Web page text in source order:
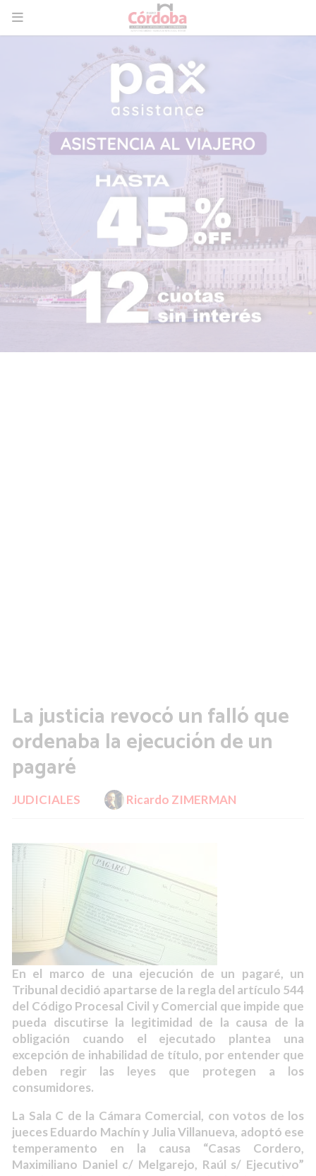
La justicia revocó un falló que
ordenaba la ejecución de un
pagaré
JUDICIALES Ricardo ZIMERMAN
En el marco de una ejecución de un pagaré, un
Tribunal decidió apartarse de la regla del artículo 544
del Código Procesal Civil y Comercial que impide que
pueda discutirse la legitimidad de la causa de la
obligación cuando el ejecutado plantea una
excepción de inhabilidad de título, por entender que
deben regir las leyes que protegen a los
consumidores.
La Sala C de la Cámara Comercial, con votos de los
jueces Eduardo Machín y Julia Villanueva, adoptó ese
temperamento en la causa “Casas Cordero,
Maximiliano Daniel c/ Melgarejo, Raúl s/ Ejecutivo”